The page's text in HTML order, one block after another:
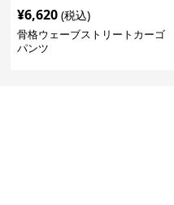
¥6,620 (税込)
骨格ウェーブストリートカーゴ
パンツ